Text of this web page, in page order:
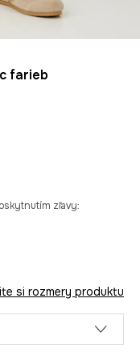
farieb
zľavy:
si rozmery produktu